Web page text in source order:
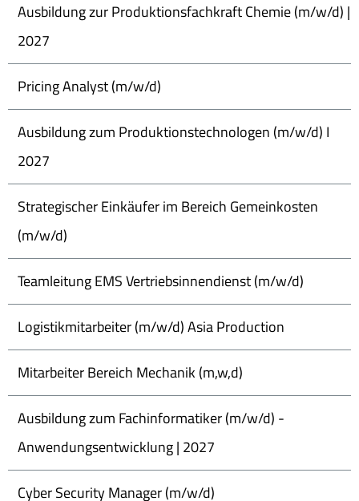
Ausbildung zur Produktionsfachkraft Chemie (m/w/d) |
2027
Pricing Analyst (m/w/d)
Ausbildung zum Produktionstechnologen (m/w/d) I
2027
Strategischer Einkäufer im Bereich Gemeinkosten
(m/w/d)
Teamleitung EMS Vertriebsinnendienst (m/w/d)
Logistikmitarbeiter (m/w/d) Asia Production
Mitarbeiter Bereich Mechanik (m,w,d)
Ausbildung zum Fachinformatiker (m/w/d) -
Anwendungsentwicklung | 2027
Cyber Security Manager (m/w/d)